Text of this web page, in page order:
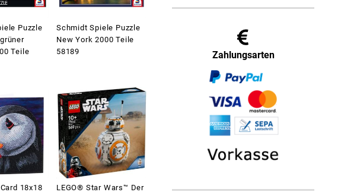
Puzzle
Teile
Schmidt Spiele Puzzle
New York 2000 Teile
58189
18x18
LEGO® Star Wars™ Der
Zahlungsarten